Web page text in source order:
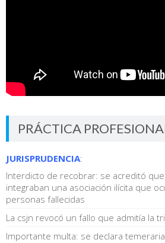
PRÁCTICA
JURISPRUDENCIA:
Interdicto de recobrar: se acreditó
integraban una asociación ilícita que
personas fallecidas
La csjn revocó un fallo que admitía la
Importante multa: se declara